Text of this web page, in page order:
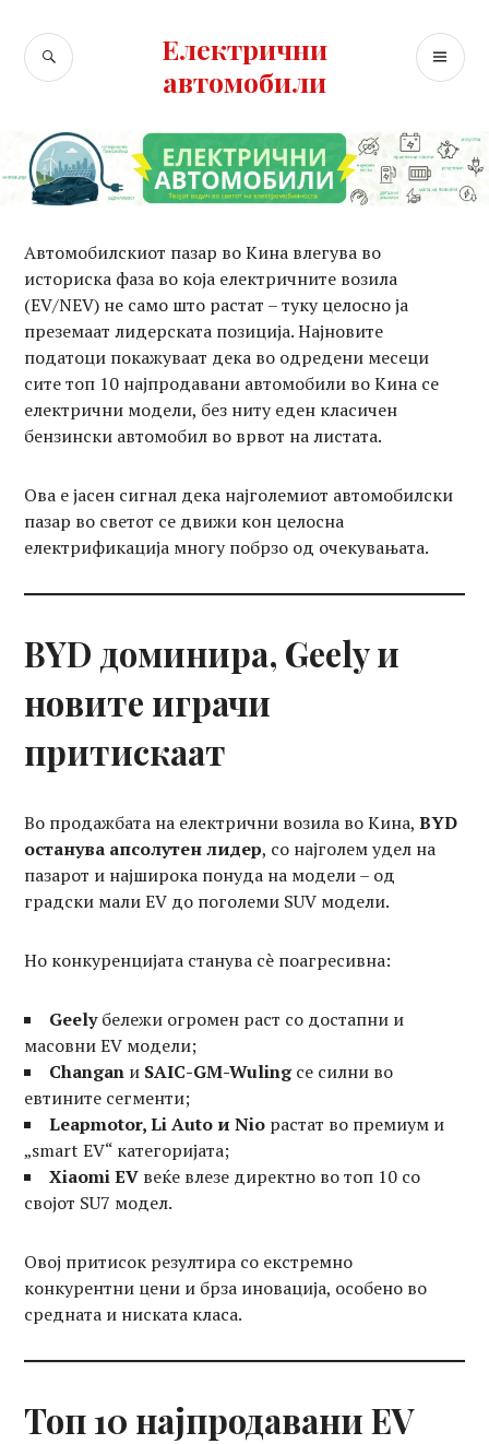
content
Електрични
автомобили
SEARCH
Автомобилскиот пазар во Кина влегува во
историска фаза во која електричните возила
(EV/NEV) не само што растат – туку целосно ја
преземаат лидерската позиција. Најновите
податоци покажуваат дека во одредени месеци
сите топ 10 најпродавани автомобили во Кина се
електрични модели, без ниту еден класичен
бензински автомобил во врвот на листата.
Ова е јасен сигнал дека најголемиот автомобилски
пазар во светот се движи кон целосна
електрификација многу побрзо од очекувањата.
BYD доминира, Geely и
новите играчи
притискаат
Во продажбата на електрични возила во Кина,BYD
останува апсолутен лидер, со најголем удел на
пазарот и најширока понуда на модели – од
градски мали EV до поголеми SUV модели.
Но конкуренцијата станува сè поагресивна:
Geelyбележи огромен раст со достапни и
масовни EV модели;
Changan и SAIC-GM-Wulingсе силни во
евтините сегменти;
Leapmotor, Li Auto и Nio растат во премиум и
„smart EV“ категоријата;
Xiaomi EV веќе влезе директно во топ 10 со
својот SU7 модел.
Овој притисок резултира со екстремно
конкурентни цени и брза иновација, особено во
средната и ниската класа.
Топ 10 најпродавани EV